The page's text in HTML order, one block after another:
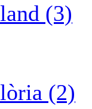
(3)
(2)